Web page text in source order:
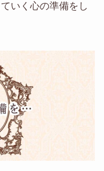
いく心の準備をし